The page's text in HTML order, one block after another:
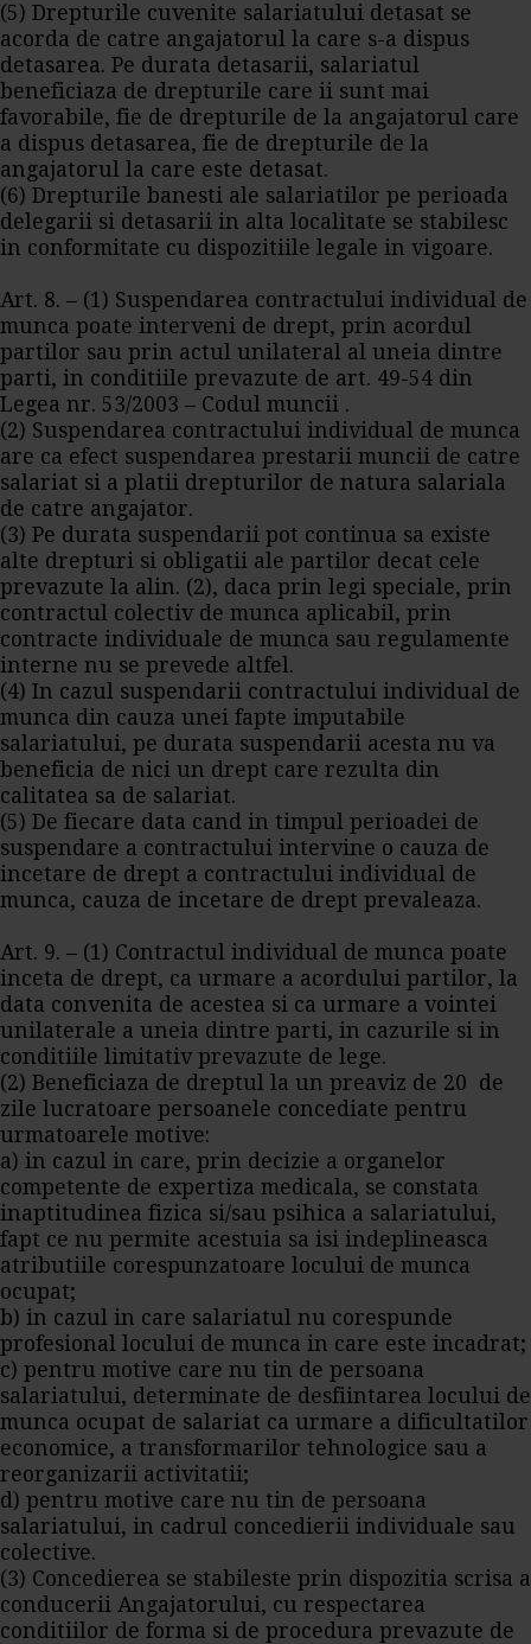
(5) Drepturile cuvenite salariatului detasat se
acorda de catre angajatorul la care s-a dispus
detasarea. Pe durata detasarii, salariatul
beneficiaza de drepturile care ii sunt mai
favorabile, fie de drepturile de la angajatorul care
a dispus detasarea, fie de drepturile de la
angajatorul la care este detasat.
(6) Drepturile banesti ale salariatilor pe perioada
delegarii si detasarii in alta localitate se stabilesc
in conformitate cu dispozitiile legale in vigoare.
Art. 8. – (1) Suspendarea contractului individual de
munca poate interveni de drept, prin acordul
partilor sau prin actul unilateral al uneia dintre
parti, in conditiile prevazute de art. 49-54 din
Legea nr. 53/2003 – Codul muncii .
(2) Suspendarea contractului individual de munca
are ca efect suspendarea prestarii muncii de catre
salariat si a platii drepturilor de natura salariala
de catre angajator.
(3) Pe durata suspendarii pot continua sa existe
alte drepturi si obligatii ale partilor decat cele
prevazute la alin. (2), daca prin legi speciale, prin
contractul colectiv de munca aplicabil, prin
contracte individuale de munca sau regulamente
interne nu se prevede altfel.
(4) In cazul suspendarii contractului individual de
munca din cauza unei fapte imputabile
salariatului, pe durata suspendarii acesta nu va
beneficia de nici un drept care rezulta din
calitatea sa de salariat.
(5) De fiecare data cand in timpul perioadei de
suspendare a contractului intervine o cauza de
incetare de drept a contractului individual de
munca, cauza de incetare de drept prevaleaza.
Art. 9. – (1) Contractul individual de munca poate
inceta de drept, ca urmare a acordului partilor, la
data convenita de acestea si ca urmare a vointei
unilaterale a uneia dintre parti, in cazurile si in
conditiile limitativ prevazute de lege.
(2) Beneficiaza de dreptul la un preaviz de 20 de
zile lucratoare persoanele concediate pentru
urmatoarele motive:
a) in cazul in care, prin decizie a organelor
competente de expertiza medicala, se constata
inaptitudinea fizica si/sau psihica a salariatului,
fapt ce nu permite acestuia sa isi indeplineasca
atributiile corespunzatoare locului de munca
ocupat;
b) in cazul in care salariatul nu corespunde
profesional locului de munca in care este incadrat;
c) pentru motive care nu tin de persoana
salariatului, determinate de desfiintarea locului de
munca ocupat de salariat ca urmare a dificultatilor
economice, a transformarilor tehnologice sau a
reorganizarii activitatii;
d) pentru motive care nu tin de persoana
salariatului, in cadrul concedierii individuale sau
colective.
(3) Concedierea se stabileste prin dispozitia scrisa a
conducerii Angajatorului, cu respectarea
conditiilor de forma si de procedura prevazute de